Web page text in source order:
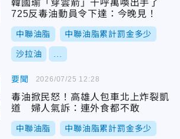
韓國瑜「穿雲箭」千呼萬喚出手了
725反毒油動員令下達：今晚見！
中聯油脂 中聯油脂累計罰金多少
沙拉油
要聞
毒油掀民怒！高雄人包車北上炸裂凱
道 婦人氣訴：連外食都不敢
中聯油脂 中聯油脂累計罰金多少
2026/07/25 12:28